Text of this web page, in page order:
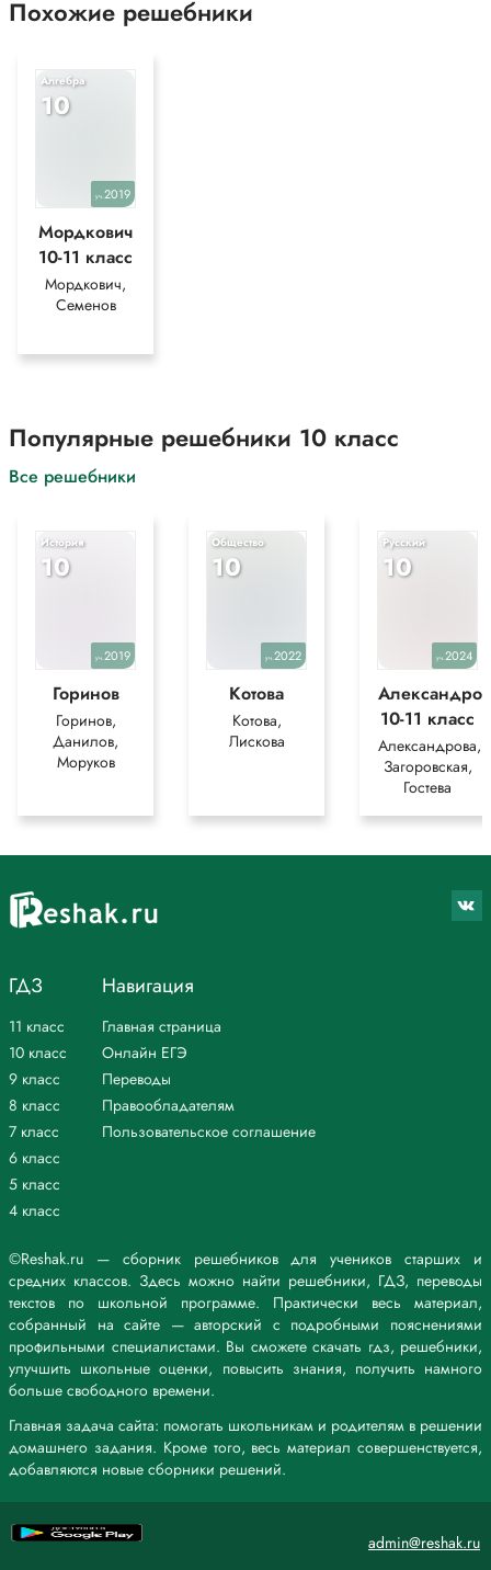
Похожие решебники
Алгебра
10
уч.2019
Мордкович
10-11 класс
Мордкович,
Семенов
Популярные решебники 10 класс
Все решебники
История
10
уч.2019
Горинов
Горинов,
Данилов,
Моруков
Общество
10
уч.2022
Котова
Котова,
Лискова
Русский
10
уч.2024
10-11 класс
Александрова,
Загоровская,
Гостева
©Reshak.ru — сборник решебников для учеников старших и
средних классов. Здесь можно найти решебники, ГДЗ, переводы
текстов по школьной программе. Практически весь материал,
собранный на сайте — авторский с подробными пояснениями
профильными специалистами. Вы сможете скачать гдз, решебники,
улучшить школьные оценки, повысить знания, получить намного
больше свободного времени.
Главная задача сайта: помогать школьникам и родителям в решении
домашнего задания. Кроме того, весь материал совершенствуется,
добавляются новые сборники решений.
ГДЗ
11 класс
10 класс
9 класс
8 класс
7 класс
6 класс
5 класс
4 класс
Навигация
Главная страница
Онлайн ЕГЭ
Переводы
Правообладателям
Пользовательское соглашение
admin@reshak.ru